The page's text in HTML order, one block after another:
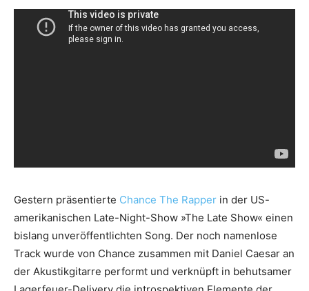
Gestern präsentierte Chance The Rapper in der US-
amerikanischen Late-Night-Show »The Late Show« einen
bislang unveröffentlichten Song. Der noch namenlose
Track wurde von Chance zusammen mit Daniel Caesar an
der Akustikgitarre performt und verknüpft in behutsamer